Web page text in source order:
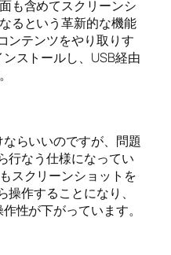
も含めてスクリーンシ
るという革新的な機能
ンテンツをやり取りす
ストールし、USB経由
らいいのですが、問題
行なう仕様になってい
スクリーンショットを
作することになり、
性が下がっています。